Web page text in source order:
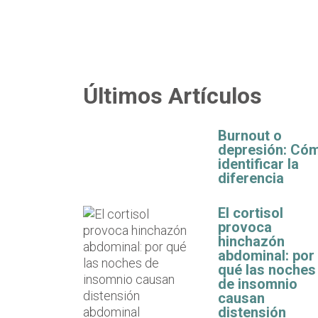
Últimos Artículos
Burnout o
depresión:
identificar la
diferencia
El cortisol
provoca
hinchazón
abdominal: por
qué las noches
de insomnio
causan
distensión